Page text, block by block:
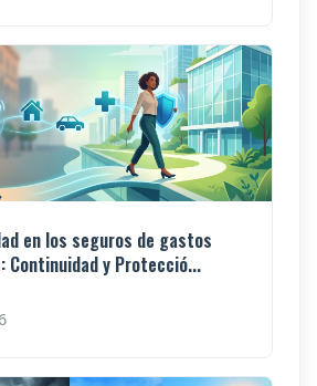
en los seguros de gastos
Continuidad y Protecció...